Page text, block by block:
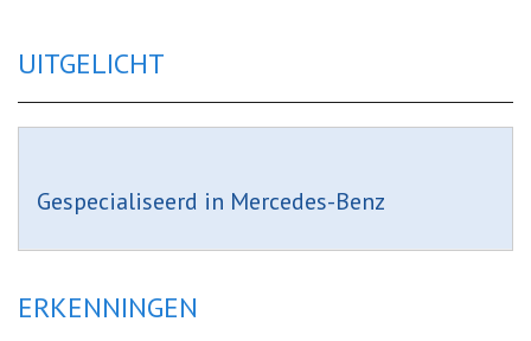
UITGELICHT
Gespecialiseerd in Mercedes-Benz
ERKENNINGEN